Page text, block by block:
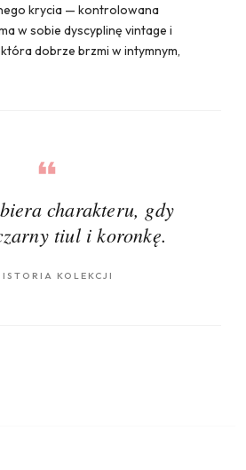
krycia — kontrolowana
w sobie dyscyplinę vintage i
dobrze brzmi w intymnym,
charakteru, gdy
tiul i koronkę.
KOLEKCJI